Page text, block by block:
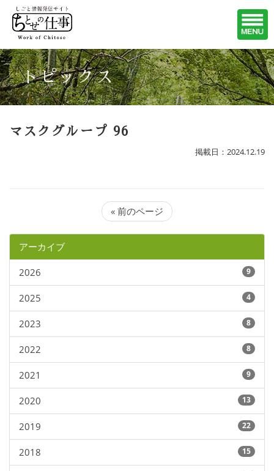
トピックス
マスクグループ 96
掲載日：2024.12.19
« 前のページ
アーカイブ
2026 9
2025 4
2023 8
2022 8
2021 9
2020 13
2019 22
2018 15